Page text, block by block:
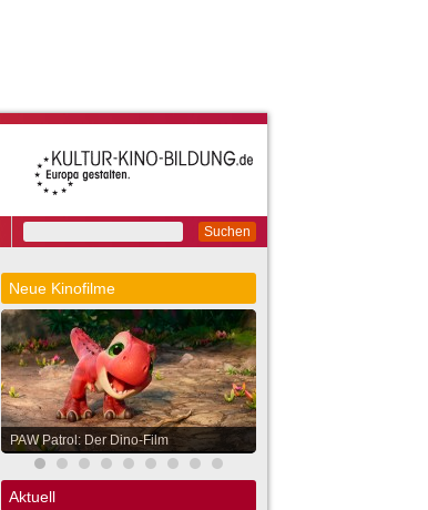
Suchen
Neue Kinofilme
PAW Patrol: Der Dino-Film
Aktuell